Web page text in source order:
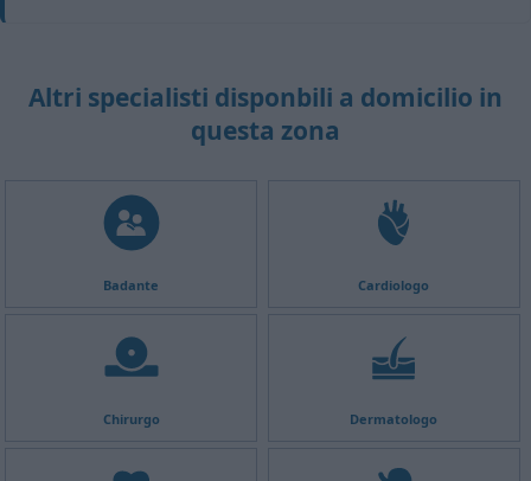
Altri specialisti disponbili a domicilio in
questa zona
Badante Cardiologo
Chirurgo Dermatologo